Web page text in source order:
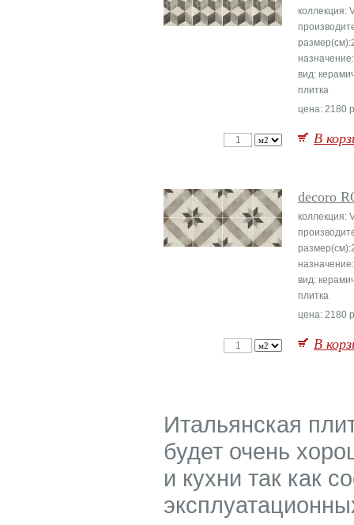
коллекция:
вид:
плитка
цена: 2180
В
decoro
коллекция:
вид:
плитка
цена: 2180
В
Итальянская
будет очень
и кухни так как